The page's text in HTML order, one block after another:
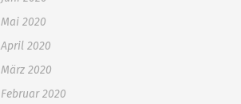
Mai 2020
April 2020
März 2020
Februar 2020